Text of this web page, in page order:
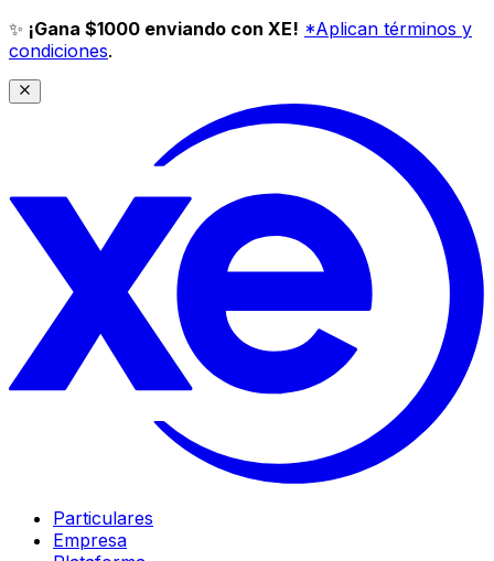
✨ ¡Gana $1000 enviando con XE! *Aplican términos y
condiciones.
Particulares
Empresa